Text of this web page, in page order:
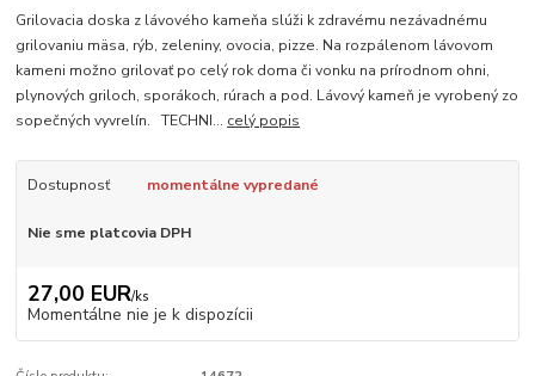
Grilovacia doska z lávového kameňa slúži k zdravému nezávadnému
grilovaniu mäsa, rýb, zeleniny, ovocia, pizze. Na rozpálenom lávovom
kameni možno grilovať po celý rok doma či vonku na prírodnom ohni,
plynových griloch, sporákoch, rúrach a pod. Lávový kameň je vyrobený zo
sopečných vyvrelín. TECHNI... celý popis
Dostupnosť momentálne vypredané
Nie sme platcovia DPH
27,00 EUR/ks
Momentálne nie je k dispozícii